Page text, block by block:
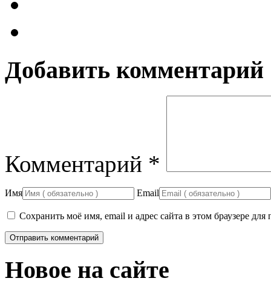
Добавить комментарий
Комментарий *
Имя Email
Сохранить моё имя, email и адрес сайта в этом браузере
Новое на сайте